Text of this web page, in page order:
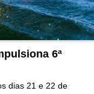
6ª
dias 21 e 22 de